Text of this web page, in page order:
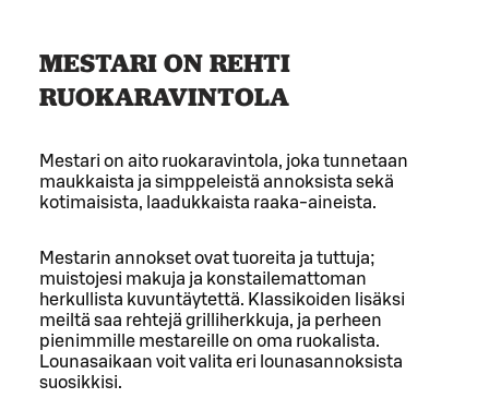
MESTARI ON REHTI
RUOKARAVINTOLA
Mestari on aito ruokaravintola, joka tunnetaan
maukkaista ja simppeleistä annoksista sekä
kotimaisista, laadukkaista raaka-aineista.
Mestarin annokset ovat tuoreita ja tuttuja;
muistojesi makuja ja konstailemattoman
herkullista kuvuntäytettä. Klassikoiden lisäksi
meiltä saa rehtejä grilliherkkuja, ja perheen
pienimmille mestareille on oma ruokalista.
Lounasaikaan voit valita eri lounasannoksista
suosikkisi.